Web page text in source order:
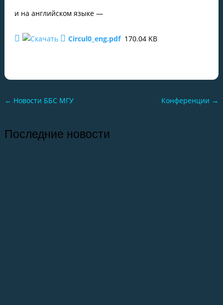
и на английском языке —
Circul0_eng.pdf170.04 KB
← Новости ББС МГУ Конференции →
Последние новости